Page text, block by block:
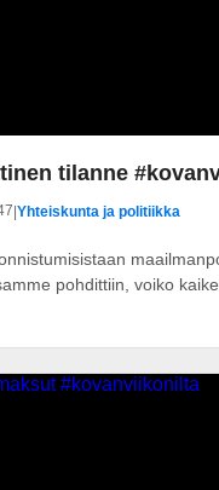
tilanne
Yhteiskunta ja politiikka
pohdittiin, voiko